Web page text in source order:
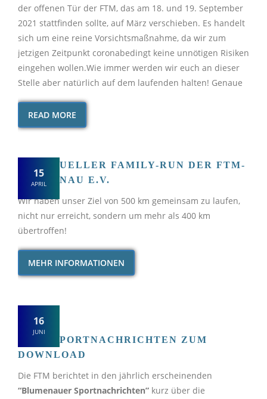
der offenen Tür der FTM, das am 18. und 19. September
2021 stattfinden sollte, auf März verschieben. Es handelt
sich um eine reine Vorsichtsmaßnahme, da wir zum
jetzigen Zeitpunkt coronabedingt keine unnötigen Risiken
eingehen wollen.Wie immer werden wir euch an dieser
Stelle aber natürlich auf dem laufenden halten! Genaue
READ MORE
1. VIRTUELLER FAMILY-RUN DER FTM-
BLUMENAU E.V.
15
APRIL
Wir haben unser Ziel von 500 km gemeinsam zu laufen,
nicht nur erreicht, sondern um mehr als 400 km
übertroffen!
MEHR INFORMATIONEN
ALLE SPORTNACHRICHTEN ZUM
DOWNLOAD
16
JUNI
Die FTM berichtet in den jährlich erscheinenden
“Blumenauer Sportnachrichten” kurz über die